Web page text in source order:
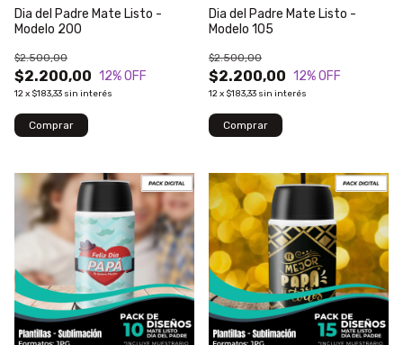
Dia del Padre Mate Listo -
Modelo 200
$2.200,00
$2.500,00
12% OFF
12x $183,33 sin interés
Dia del Padre Mate Listo -
Modelo 105
$2.200,00
$2.500,00
12% OFF
12x $183,33 sin interés